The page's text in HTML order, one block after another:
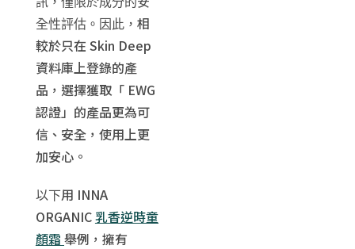
全性評估。因此， 相
較於只在 Skin Deep
資料庫上登錄的產
品，選擇獲取「 EWG
認證」的產品更為可
信、安全，使用上更
加安心。
以下用 INNA
ORGANIC乳香逆時童
顏霜 舉例，擁有